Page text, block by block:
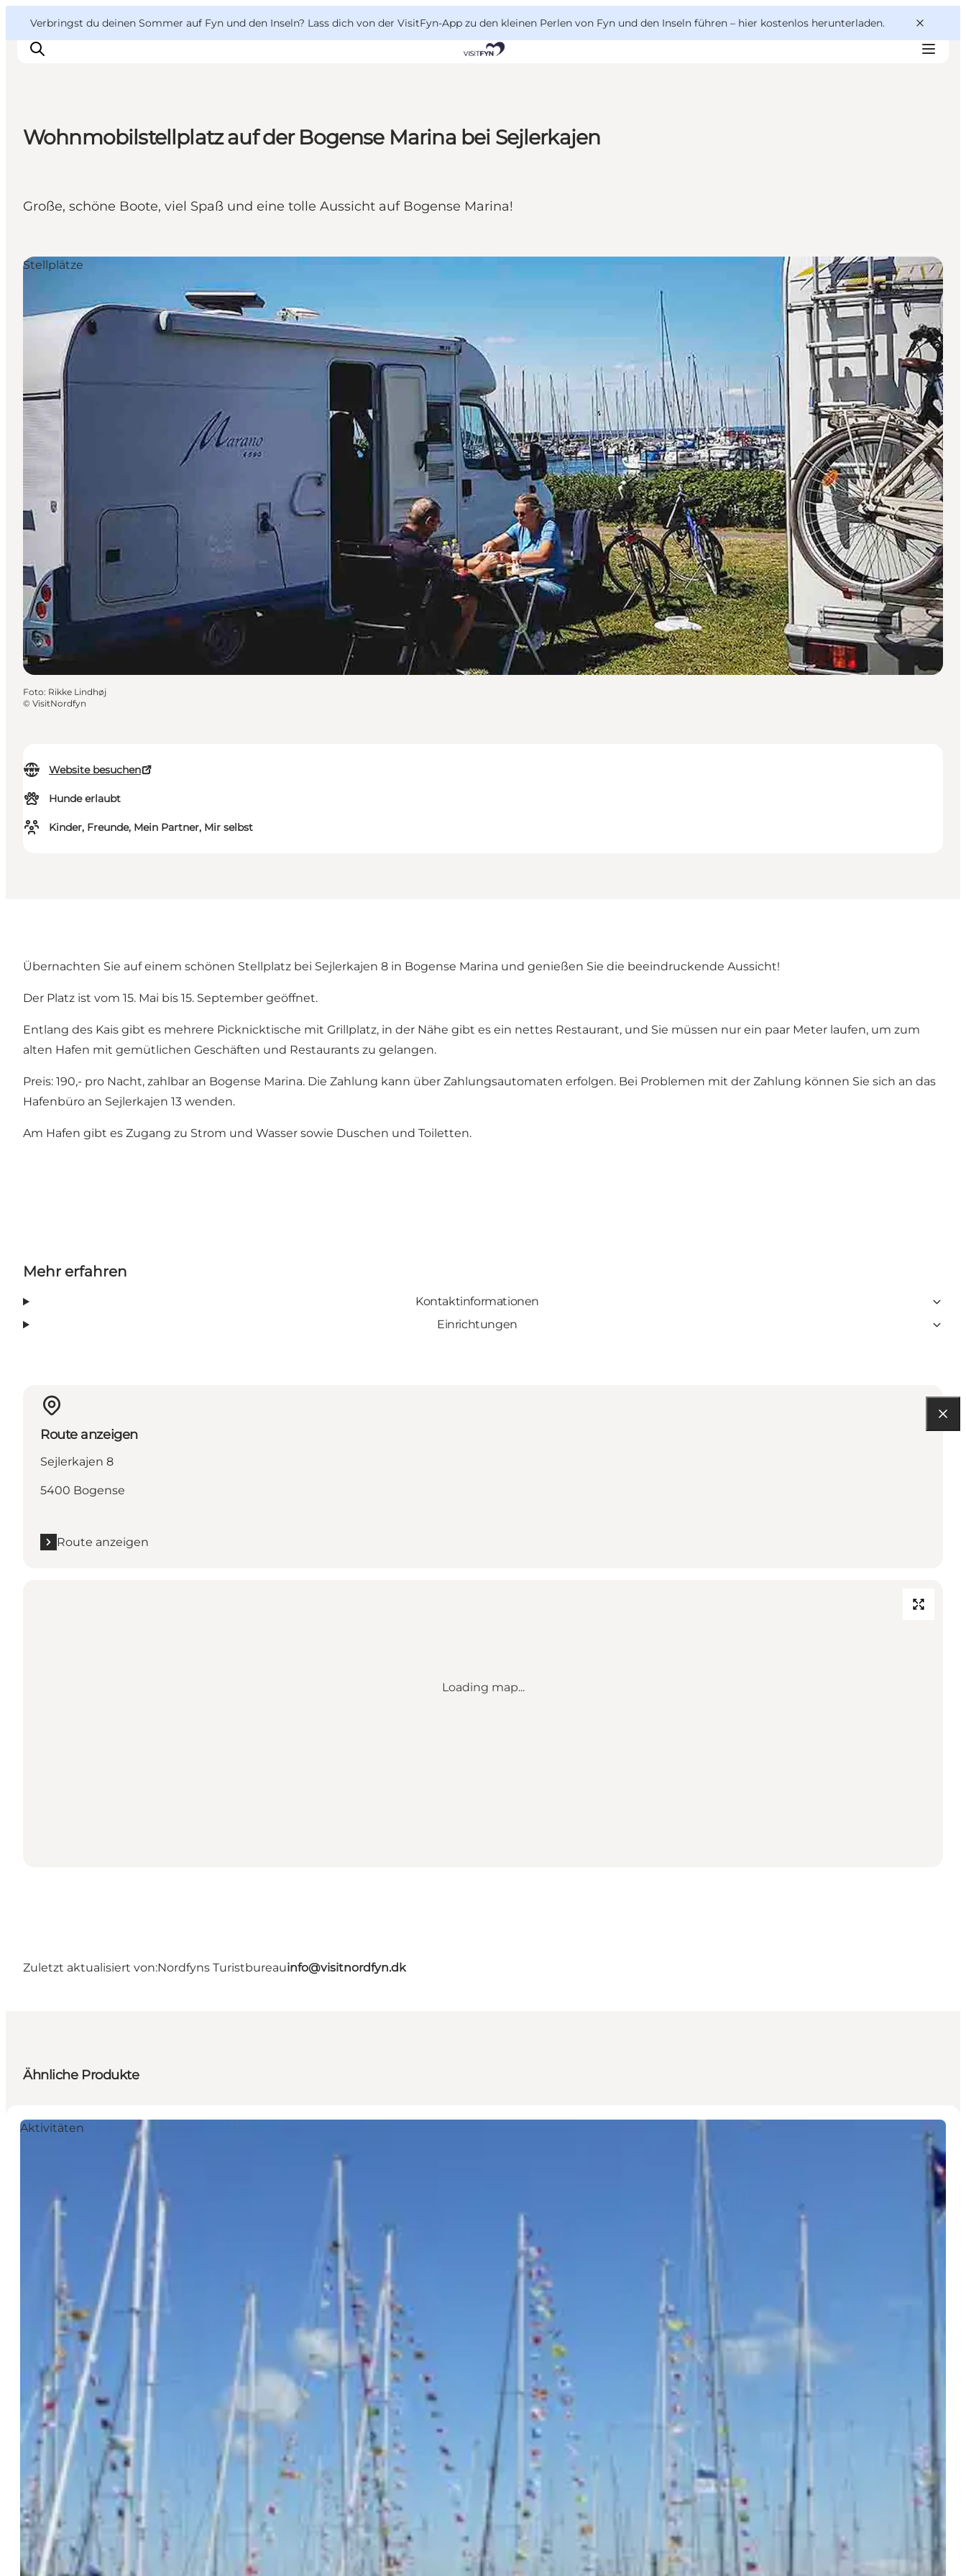
Verbringst du deinen Sommer auf Fyn und den Inseln? Lass dich von der VisitFyn-App zu den kleinen Perlen von Fyn und den Inseln führen – hier kostenlos herunterladen.
Essen & trinken
Übernachtung
VisitFyn
Deutsch
Wohnmobilstellplatz auf der Bogense Marina bei Sejlerkajen
Große, schöne Boote, viel Spaß und eine tolle Aussicht auf Bogense Marina!
Website besuchen
Hunde erlaubt
Kinder, Freunde, Mein Partner, Mir selbst
Stellplätze
Foto: Rikke Lindhøj
© VisitNordfyn
Übernachten Sie auf einem schönen Stellplatz bei Sejlerkajen 8 in Bogense Marina und genießen Sie die beeindruckende Aussicht!
Der Platz ist vom 15. Mai bis 15. September geöffnet.
Entlang des Kais gibt es mehrere Picknicktische mit Grillplatz, in der Nähe gibt es ein nettes Restaurant, und Sie müssen nur ein paar Meter laufen, um zum
alten Hafen mit gemütlichen Geschäften und Restaurants zu gelangen.
Preis: 190,- pro Nacht, zahlbar an Bogense Marina. Die Zahlung kann über Zahlungsautomaten erfolgen. Bei Problemen mit der Zahlung können Sie sich an das
Hafenbüro an Sejlerkajen 13 wenden.
Am Hafen gibt es Zugang zu Strom und Wasser sowie Duschen und Toiletten.
Mehr erfahren
Kontaktinformationen
Einrichtungen
Route anzeigen
Sejlerkajen 8
5400 Bogense
Route anzeigen
Loading map...
Zuletzt aktualisiert von:Nordfyns Turistbureauinfo@visitnordfyn.dk
Ähnliche Produkte
Aktivitäten